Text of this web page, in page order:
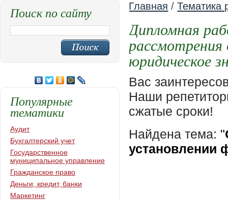
Главная /Тематика
Дипломная
юридическое
Вас
Наши
сжатые сроки!
Найдена тема: "
установлении
Поиск по сайту
Популярные
тематики
Аудит
Бухгалтерский учет
Государственное
муниципальное управление
Гражданское право
Деньги, кредит, банки
Маркетинг